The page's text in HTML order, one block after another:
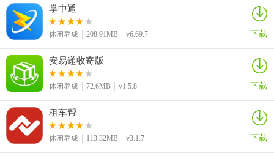
掌中通
休闲养成 208.91MB v6.69.7 下载
安易递收寄版
休闲养成 72.6MB v1.5.8 下载
租车帮
休闲养成 113.32MB v3.1.7 下载